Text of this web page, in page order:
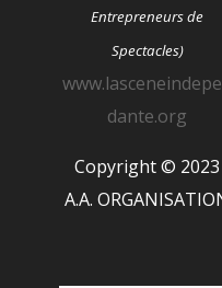
Entrepreneurs de
Spectacles)
dante.org
Copyright © 2023
A.A.